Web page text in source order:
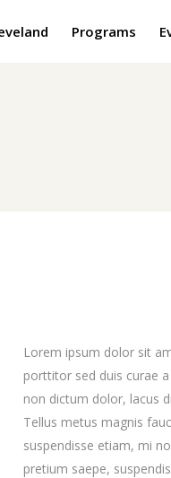
Programs
Lorem ipsum dolor sit
porttitor sed duis curae
non dictum dolor, lacus
Tellus metus magnis
suspendisse etiam, mi
pretium saepe,